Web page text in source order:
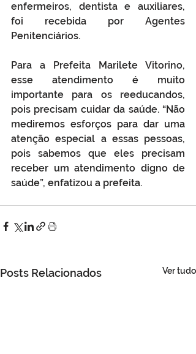
enfermeiros, dentista e auxiliares,
foi recebida por Agentes
Penitenciários.
Para a Prefeita Marilete Vitorino,
esse atendimento é muito
importante para os reeducandos,
pois precisam cuidar da saúde. “Não
mediremos esforços para dar uma
atenção especial a essas pessoas,
pois sabemos que eles precisam
receber um atendimento digno de
saúde”, enfatizou a prefeita.
Posts Relacionados Ver tudo